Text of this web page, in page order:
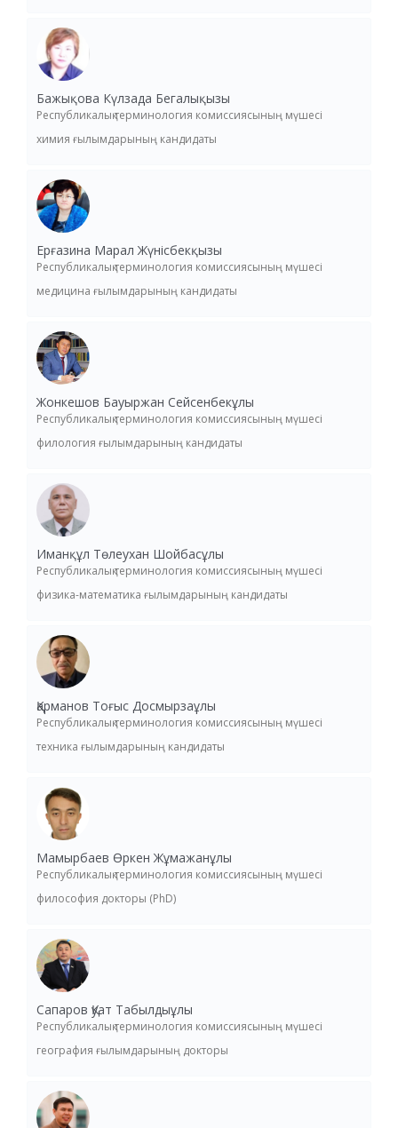
Бажықова Күлзада Бегалықызы
Республикалық терминология комиссиясының мүшесі
химия ғылымдарының кандидаты
Ерғазина Марал Жүнісбекқызы
Республикалық терминология комиссиясының мүшесі
медицина ғылымдарының кандидаты
Жонкешов Бауыржан Сейсенбекұлы
Республикалық терминология комиссиясының мүшесі
филология ғылымдарының кандидаты
Иманқұл Төлеухан Шойбасұлы
Республикалық терминология комиссиясының мүшесі
физика-математика ғылымдарының кандидаты
Қарманов Тоғыс Досмырзаұлы
Республикалық терминология комиссиясының мүшесі
техника ғылымдарының кандидаты
Мамырбаев Өркен Жұмажанұлы
Республикалық терминология комиссиясының мүшесі
философия докторы (PhD)
Сапаров Қуат Табылдыұлы
Республикалық терминология комиссиясының мүшесі
география ғылымдарының докторы